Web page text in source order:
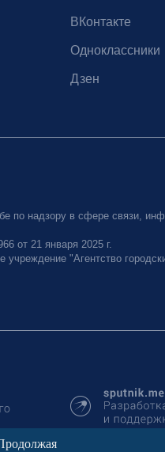
ВКонтакте
Одноклассники
Дзен
по надзору в сфере связи,
от 21 января 2025 г.
"Агентство